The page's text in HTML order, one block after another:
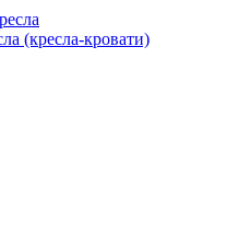
(кресла-кровати)